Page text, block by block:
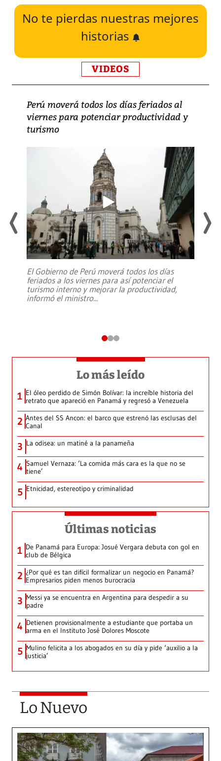
No te pierdas nuestras mejores
historias
VIDEOS
Perú moverá todos los días feriados al
viernes para potenciar productividad y
turismo
El Gobierno de Perú moverá todos los días
feriados a los viernes para así potenciar el
turismo interno y mejorar la productividad,
informó el ministro...
Lo más leído
1 El óleo perdido de Simón Bolívar: la increíble historia del
retrato que apareció en Panamá y regresó a Venezuela
2 Antes del SS Ancon: el barco que estrenó las esclusas del
Canal
3 La odisea: un matiné a la panameña
4 Samuel Vernaza: ‘La comida más cara es la que no se
tiene’
5 Etnicidad, estereotipo y criminalidad
Últimas noticias
1 De Panamá para Europa: Josué Vergara debuta con gol en
club de Bélgica
2 ¿Por qué es tan difícil formalizar un negocio en Panamá?
Empresarios piden menos burocracia
3 Messi ya se encuentra en Argentina para despedir a su
padre
4 Detienen provisionalmente a estudiante que portaba un
arma en el Instituto José Dolores Moscote
5 Mulino felicita a los abogados en su día y pide ‘auxilio a la
justicia’
Lo Nuevo